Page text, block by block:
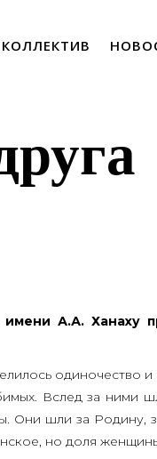
КОЛЛЕКТИВ
А.А. Хана­ху
оди­но­че­ство
Вслед за ними
Они шли за Роди­ну,
но доля